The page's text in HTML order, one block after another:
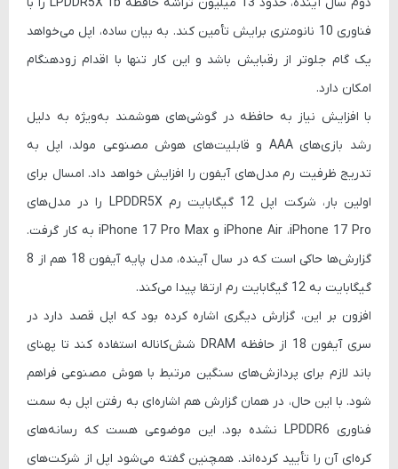
فناوری 10 نانومتری برایش تأمین کند. به بیان ساده، اپل می‌خواهد
یک گام جلوتر از رقبایش باشد و این کار تنها با اقدام زودهنگام
امکان دارد.
با افزایش نیاز به حافظه در گوشی‌های هوشمند به‌ویژه به دلیل
رشد بازی‌های AAA و قابلیت‌های هوش مصنوعی مولد، اپل به
تدریج ظرفیت رم مدل‌های آیفون را افزایش خواهد داد. امسال برای
اولین بار، شرکت اپل 12 گیگابایت رم LPDDR5X را در مدل‌های
iPhone Air ،iPhone 17 Pro و iPhone 17 Pro Max به کار گرفت.
گزارش‌ها حاکی است که در سال آینده، مدل پایه آیفون 18 هم از 8
گیگابایت به 12 گیگابایت رم ارتقا پیدا می‌کند.
افزون بر این، گزارش دیگری اشاره کرده بود که اپل قصد دارد در
سری آیفون 18 از حافظه DRAM شش‌کاناله استفاده کند تا پهنای
باند لازم برای پردازش‌های سنگین مرتبط با هوش مصنوعی فراهم
شود. با این حال، در همان گزارش هم اشاره‌ای به رفتن اپل به سمت
فناوری LPDDR6 نشده بود. این موضوعی هست که رسانه‌های
کره‌ای آن را تأیید کرده‌اند. همچنین گفته می‌شود اپل از شرکت‌های